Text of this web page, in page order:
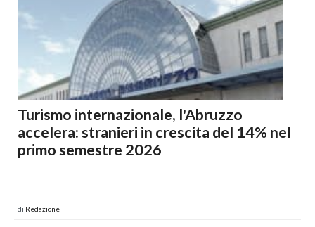
Turismo internazionale, l'Abruzzo
accelera: stranieri in crescita del 14% nel
primo semestre 2026
di Redazione